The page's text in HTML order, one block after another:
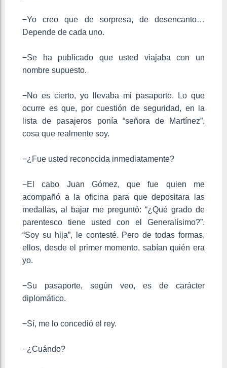
−Yo creo que de sorpresa, de desencanto…
Depende de cada uno.
−Se ha publicado que usted viajaba con un
nombre supuesto.
−No es cierto, yo llevaba mi pasaporte. Lo que
ocurre es que, por cuestión de seguridad, en la
lista de pasajeros ponía “señora de Martínez”,
cosa que realmente soy.
−¿Fue usted reconocida inmediatamente?
−El cabo Juan Gómez, que fue quien me
acompañó a la oficina para que depositara las
medallas, al bajar me preguntó: “¿Qué grado de
parentesco tiene usted con el Generalísimo?”.
“Soy su hija”, le contesté. Pero de todas formas,
ellos, desde el primer momento, sabían quién era
yo.
−Su pasaporte, según veo, es de carácter
diplomático.
−Sí, me lo concedió el rey.
−¿Cuándo?